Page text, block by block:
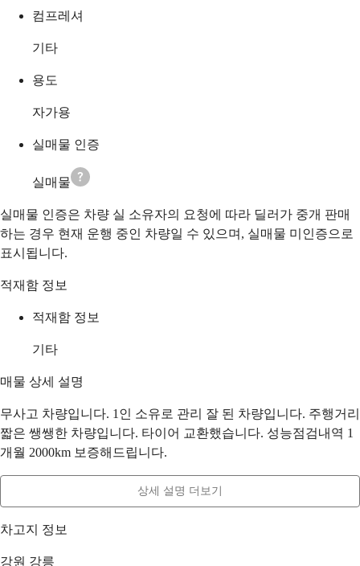
컴프레셔
기타
용도
자가용
실매물 인증
실매물
실매물 인증은 차량 실 소유자의 요청에 따라 딜러가 중개 판매
하는 경우 현재 운행 중인 차량일 수 있으며, 실매물 미인증으로
표시됩니다.
적재함 정보
적재함 정보
기타
매물 상세 설명
무사고 차량입니다. 1인 소유로 관리 잘 된 차량입니다. 주행거리
짧은 쌩쌩한 차량입니다. 타이어 교환했습니다. 성능점검내역 1
개월 2000km 보증해드립니다.
상세 설명 더보기
차고지 정보
강원 강릉